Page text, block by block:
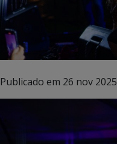
Publicado em 26 nov 2025